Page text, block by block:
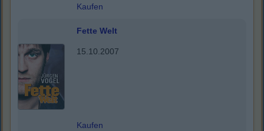
Kaufen
Fette Welt
15.10.2007
Kaufen